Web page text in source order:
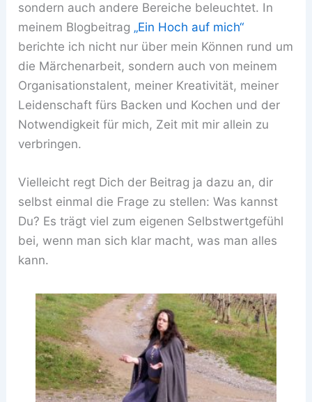
sondern auch andere Bereiche beleuchtet. In
meinem Blogbeitrag „Ein Hoch auf mich“
berichte ich nicht nur über mein Können rund um
die Märchenarbeit, sondern auch von meinem
Organisationstalent, meiner Kreativität, meiner
Leidenschaft fürs Backen und Kochen und der
Notwendigkeit für mich, Zeit mit mir allein zu
verbringen.
Vielleicht regt Dich der Beitrag ja dazu an, dir
selbst einmal die Frage zu stellen: Was kannst
Du? Es trägt viel zum eigenen Selbstwertgefühl
bei, wenn man sich klar macht, was man alles
kann.